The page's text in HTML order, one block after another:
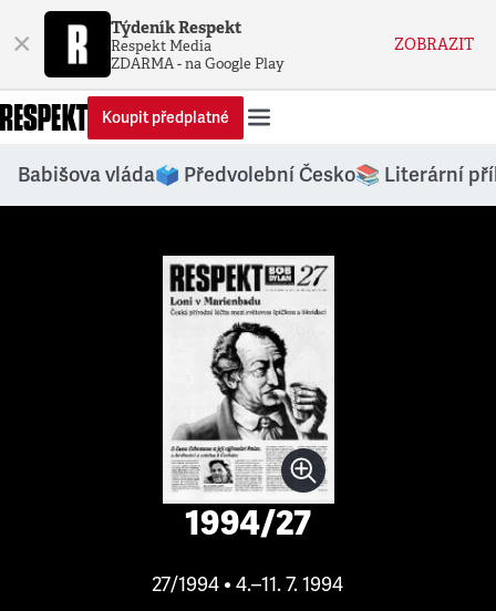
× Týdeník Respekt
Respekt Media
ZDARMA - na Google Play
ZOBRAZIT
Koupit předplatné
Babišova vláda🗳️ Předvolební Česko📚 Literární
27/1994 • 4.–11. 7. 1994
1994/27